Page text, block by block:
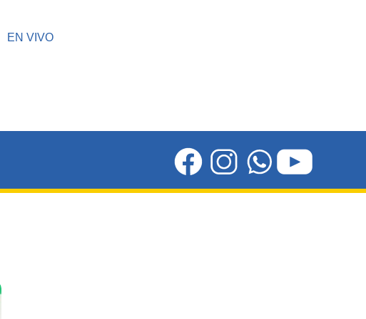
EN VIVO